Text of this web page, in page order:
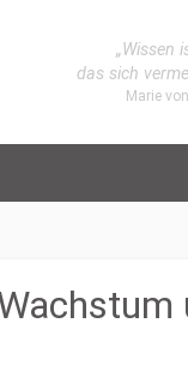
„Wissen
das sich
Marie